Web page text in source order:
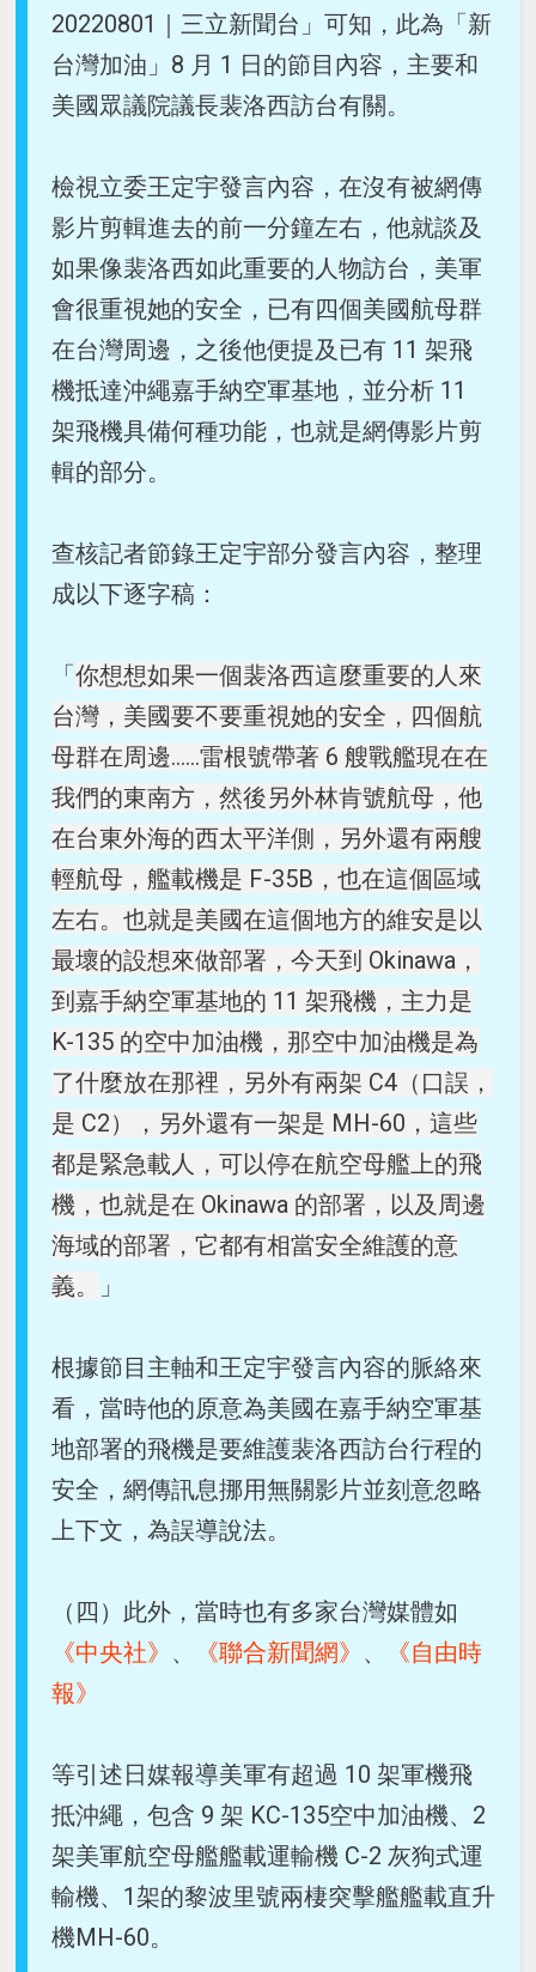
20220801｜三立新聞台」可知，此為「新
台灣加油」8 月 1 日的節目內容，主要和
美國眾議院議長裴洛西訪台有關。
檢視立委王定宇發言內容，在沒有被網傳
影片剪輯進去的前一分鐘左右，他就談及
如果像裴洛西如此重要的人物訪台，美軍
會很重視她的安全，已有四個美國航母群
在台灣周邊，之後他便提及已有 11 架飛
機抵達沖繩嘉手納空軍基地，並分析 11
架飛機具備何種功能，也就是網傳影片剪
輯的部分。
查核記者節錄王定宇部分發言內容，整理
成以下逐字稿：
「你想想如果一個裴洛西這麼重要的人來
台灣，美國要不要重視她的安全，四個航
母群在周邊......雷根號帶著 6 艘戰艦現在在
我們的東南方，然後另外林肯號航母，他
在台東外海的西太平洋側，另外還有兩艘
輕航母，艦載機是 F-35B，也在這個區域
左右。也就是美國在這個地方的維安是以
最壞的設想來做部署，今天到 Okinawa，
到嘉手納空軍基地的 11 架飛機，主力是
K-135 的空中加油機，那空中加油機是為
了什麼放在那裡，另外有兩架 C4（口誤，
是 C2），另外還有一架是 MH-60，這些
都是緊急載人，可以停在航空母艦上的飛
機，也就是在 Okinawa 的部署，以及周邊
海域的部署，它都有相當安全維護的意
義。
」
根據節目主軸和王定宇發言內容的脈絡來
看，當時他的原意為美國在嘉手納空軍基
地部署的飛機是要維護裴洛西訪台行程的
安全，網傳訊息挪用無關影片並刻意忽略
上下文，為誤導說法。
（四）此外，當時也有多家台灣媒體如
《中央社》 、 《聯合新聞網》 、
《自由時
報》
等引述日媒報導美軍有超過 10 架軍機飛
抵沖繩，包含 9 架 KC-135空中加油機、2
架美軍航空母艦艦載運輸機 C-2 灰狗式運
輸機、1架的黎波里號兩棲突擊艦艦載直升
機MH-60。